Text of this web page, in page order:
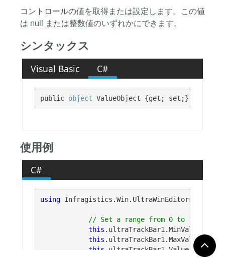
コントロールの値を取得または設定します。この値
は null または整数値のいずれかにできます。
シンタックス
Visual Basic C#
public object ValueObject {get; set;}
使用例
C#
using Infragistics.Win.UltraWinEditors;
this .ultraTrackBar1.MinValue = 0;
this .ultraTrackBar1.MaxValue =
this .ultraTrackBar1.Value = null